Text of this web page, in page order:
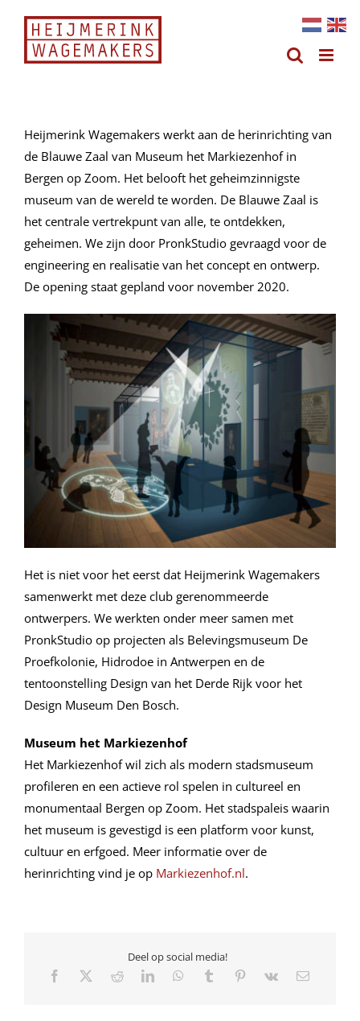
inhoud
Heijmerink Wagemakers werkt aan de herinrichting van
de Blauwe Zaal van Museum het Markiezenhof in
Bergen op Zoom. Het belooft het geheimzinnigste
museum van de wereld te worden. De Blauwe Zaal is
het centrale vertrekpunt van alle, te ontdekken,
geheimen. We zijn door PronkStudio gevraagd voor de
engineering en realisatie van het concept en ontwerp.
De opening staat gepland voor november 2020.
Het is niet voor het eerst dat Heijmerink Wagemakers
samenwerkt met deze club gerenommeerde
ontwerpers. We werkten onder meer samen met
PronkStudio op projecten als Belevingsmuseum De
Proefkolonie, Hidrodoe in Antwerpen en de
tentoonstelling Design van het Derde Rijk voor het
Design Museum Den Bosch.
Museum het Markiezenhof
Het Markiezenhof wil zich als modern stadsmuseum
profileren en een actieve rol spelen in cultureel en
monumentaal Bergen op Zoom. Het stadspaleis waarin
het museum is gevestigd is een platform voor kunst,
cultuur en erfgoed. Meer informatie over de
herinrichting vind je op Markiezenhof.nl.
Deel op social media!